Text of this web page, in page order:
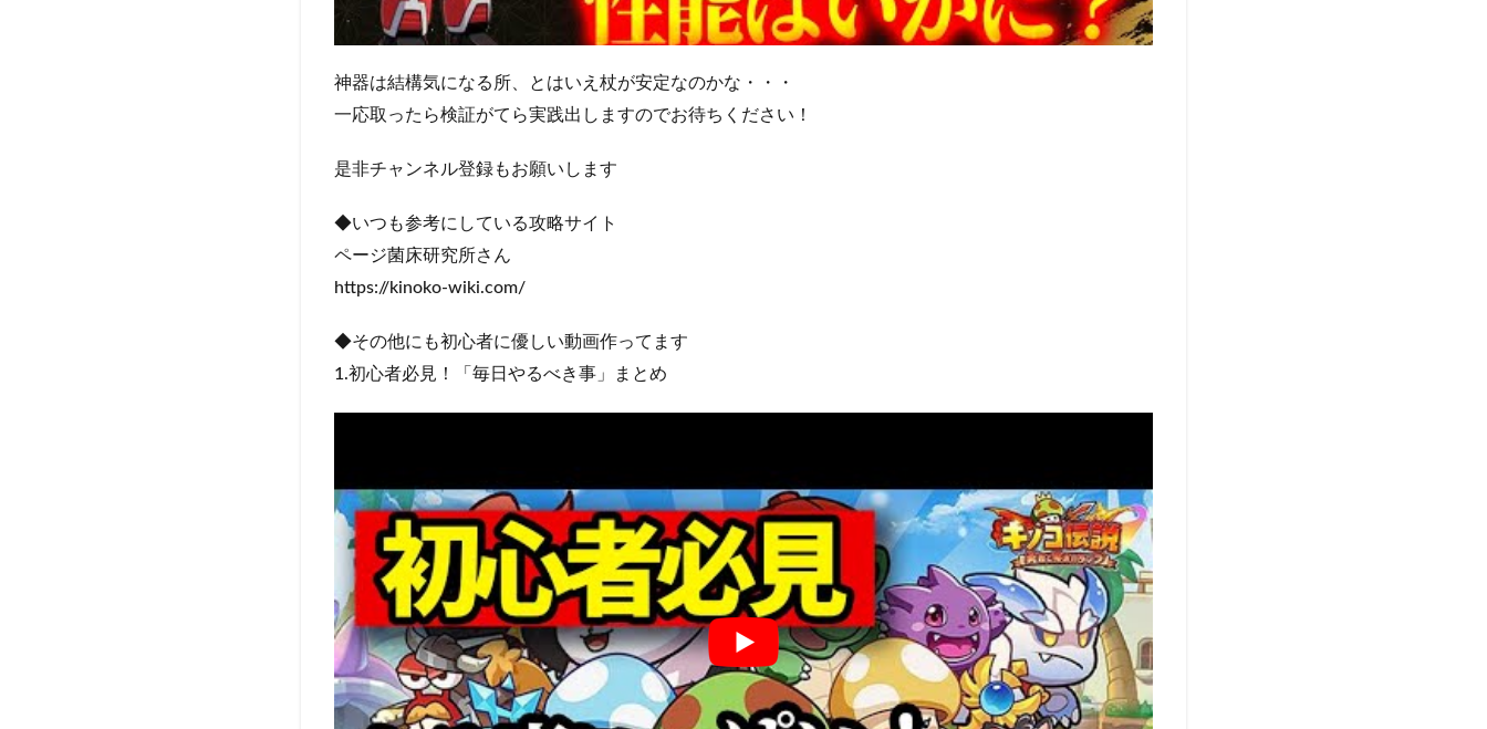
神器は結構気になる所、とはいえ杖が安定なのかな・・・
一応取ったら検証がてら実践出しますのでお待ちください！
是非チャンネル登録もお願いします
◆いつも参考にしている攻略サイト
ページ菌床研究所さん
https://kinoko-wiki.com/
◆その他にも初心者に優しい動画作ってます
1.初心者必見！「毎日やるべき事」まとめ